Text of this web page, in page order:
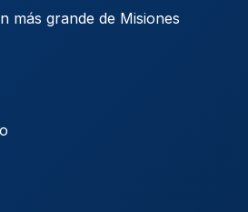
más grande de Misiones